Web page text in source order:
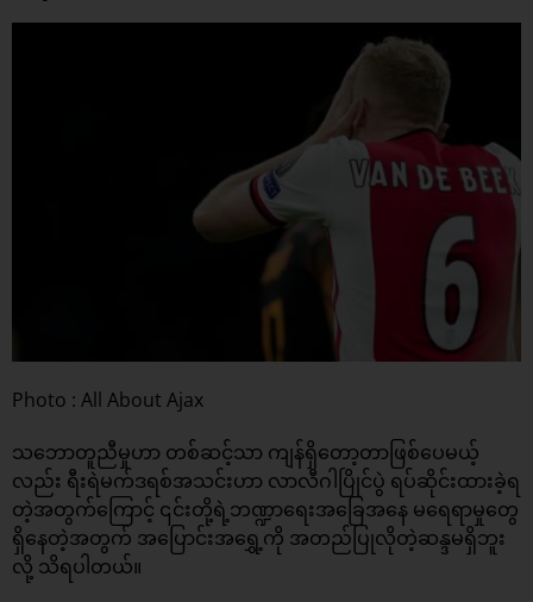
Photo : All About Ajax
သဘောတူညီမှုဟာ တစ်ဆင့်သာ ကျန်ရှိတော့တာဖြစ်ပေမယ့်
လည်း ရီးရဲမက်ဒရစ်အသင်းဟာ လာလီဂါပြိုင်ပွဲ ရပ်ဆိုင်းထားခဲ့ရ
တဲ့အတွက်ကြောင့် ၎င်းတို့ရဲ့ဘဏ္ဍာရေးအခြေအနေ မရေရာမှုတွေ
ရှိနေတဲ့အတွက် အပြောင်းအရွှေ့ကို အတည်ပြုလိုတဲ့ဆန္ဒမရှိဘူး
လို့ သိရပါတယ်။